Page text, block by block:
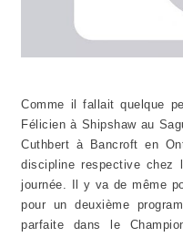
Comme il fallait quelque
Félicien à Shipshaw au
Cuthbert à Bancroft en
discipline respective chez
journée. Il y va de même
pour un deuxième
parfaite dans le